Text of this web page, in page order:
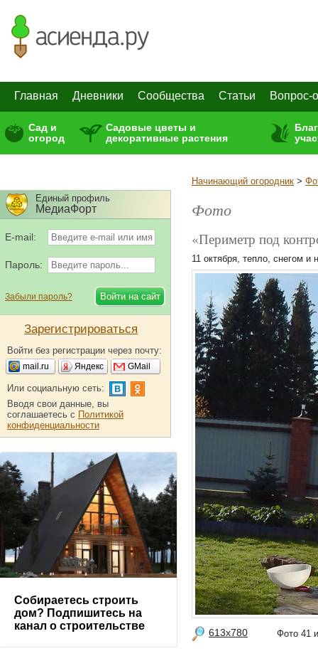
Главная Дневники Сообщества Статьи Вопрос-
Сад и
огород
Садовые цветы и
декоративные растения
Начинающий огородник >
Фото
«Периметр под
11 октября, тепло, снегом и
613x780 Фото
Единый профиль
МедиаФорт
E-mail:
Пароль:
Забыли пароль?
Зарегистрироваться
Войти без регистрации через почту:
mail.ru Яндекс GMail
Или социальную сеть:
Вводя свои данные, вы
соглашаетесь с Политикой
конфиденциальности
Собираетесь строить
дом? Подпишитесь на
канал о строительстве